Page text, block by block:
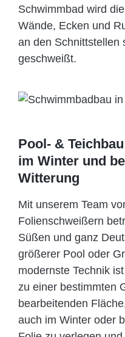
Schwimmbad wird
Wände, Ecken und
an den Schnittstellen
geschweißt.
Pool- &
im Winter und
Witterung
Mit unserem Team
Folien­schweißern
Süßen und ganz
größerer Pool oder
modernste Technik
zu einer bestimmten
bearbeitenden
auch im Winter oder